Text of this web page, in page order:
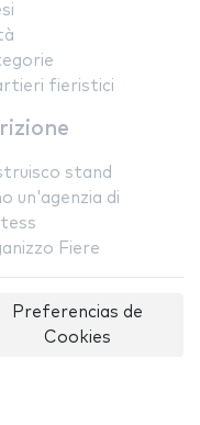
fieristici
stand
un'agenzia di
Fiere
Preferencias de
Cookies